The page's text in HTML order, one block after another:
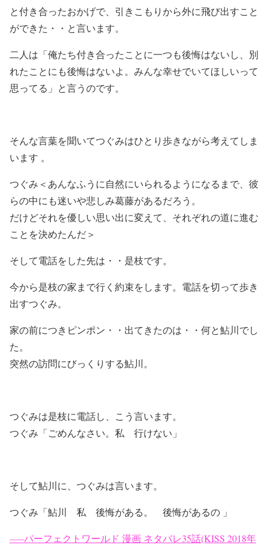
と付き合ったおかげで、引きこもりから外に飛び出すこと
ができた・・と言います。
二人は「俺たち付き合ったことに一つも後悔はないし、別
れたことにも後悔はないよ。みんな幸せでいてほしいって
思ってる」と言うのです。
そんな言葉を聞いてつぐみはひとり歩きながら考えてしま
います 。
つぐみ＜あんなふうに自然にいられるようになるまで、彼
らの中にも迷いや悲しみ葛藤があるだろう。
だけどそれを優しい思い出に変えて、それぞれの道に進む
ことを決めたんだ＞
そして電話をした先は・・是枝です。
今から是枝の家まで行く約束をします。電話を切って歩き
出すつぐみ。
家の前につきピンポン・・出てきたのは・・何と鮎川でし
た。
突然の訪問にびっくりする鮎川。
つぐみは是枝に電話し、こう言います。
つぐみ「ごめんなさい。私 行けない」
そして鮎川に、つぐみは言います。
つぐみ「鮎川 私 後悔がある。 後悔があるの 」
—–パーフェクトワールド 漫画 ネタバレ35話(KISS 2018年